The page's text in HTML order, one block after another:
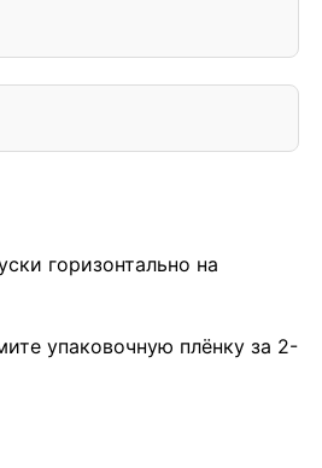
горизонтально на
упаковочную плёнку за 2-